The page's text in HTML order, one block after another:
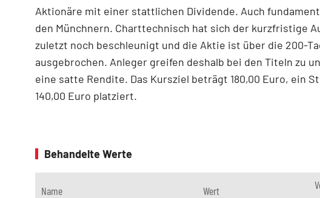
Aktionäre mit einer stattlichen Dividende. Auch
den Münchnern. Charttechnisch hat sich der kurzfristige
zuletzt noch beschleunigt und die Aktie ist über die 200-
ausgebrochen. Anleger greifen deshalb bei den Titeln zu
eine satte Rendite. Das Kursziel beträgt 180,00 Euro, ein
140,00 Euro platziert.
Behandelte Werte
Name Wert